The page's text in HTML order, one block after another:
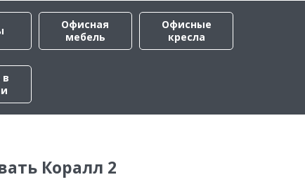
Офисная
мебель
Офисные
кресла
Коралл 2